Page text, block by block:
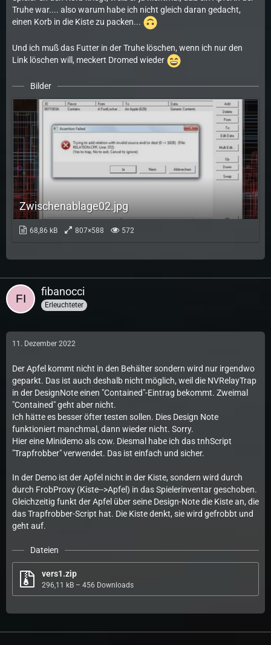
Truhe war.... also warum habe ich nicht gleich daran gedacht,
einen Korb in die Kiste zu packen...
Und ich muß das Futter in der Truhe löschen, wenn ich nur den
Link löschen will, meckert Dromed wieder
Bilder
Zwischenablage02.jpg
68,86 kB 807×588 572
fibanocci
Erleuchteter
11. Dezember 2022
Der Apfel kommt nicht in den Behälter sondern wird nur irgendwo
geparkt. Das ist auch deshalb nicht möglich, weil die NVRelayTrap
in der DesignNote einen "Contained"-Eintrag bekommt. Zweimal
"Contained" geht aber nicht.
Ich hätte es besser öfter testen sollen. Dies Design Note
funktioniert manchmal, dann wieder nicht. Sorry.
Hier eine Minidemo als cow. Diesmal habe ich das tnhScript
"Trapfrobber" verwendet. Das ist einfach und sicher.
In der Demo ist der Apfel nicht in der Kiste, sondern wird durch
durch FrobProxy (Kiste-->Apfel) in das Spielerinventar geschoben.
Gleichzeitig funkt der Apfel über seine Design-Note die Kiste an, die
das Trapfrobber-Script hat. Die Kiste denkt, sie wird gefrobbt und
geht auf.
Dateien
vers1.zip
296,11 kB – 456 Downloads